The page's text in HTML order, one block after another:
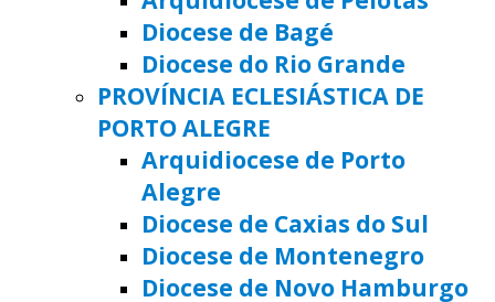
Diocese de Bagé
Diocese do Rio Grande
PROVÍNCIA ECLESIÁSTICA DE
PORTO ALEGRE
Arquidiocese de Porto
Alegre
Diocese de Caxias do Sul
Diocese de Montenegro
Diocese de Novo Hamburgo